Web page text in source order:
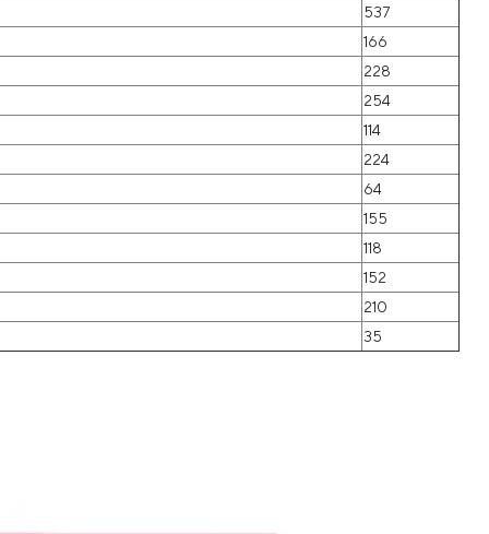
537
166
228
254
114
224
64
155
118
152
210
35